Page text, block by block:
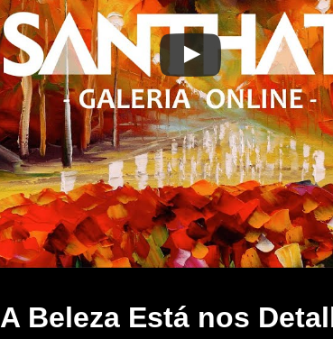
A Beleza Está nos